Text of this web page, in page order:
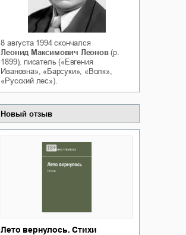
Белая ворона на факультете
Теней
Оксана Гринберга
8 августа 1994 скончался
Леонид Максимович Леонов(р.
1899), писатель («Евгения
Ивановна», «Барсуки», «Волк»,
«Русский лес»).
Новый отзыв
Лето вернулось. Стихи